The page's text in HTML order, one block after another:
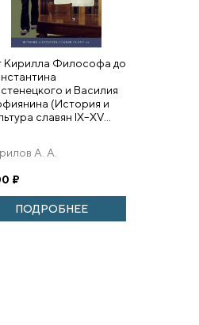
Кирилла Философа до
и Василия
(История и
славян IX–XV...
А. А.
₽
ПОДРОБНЕЕ